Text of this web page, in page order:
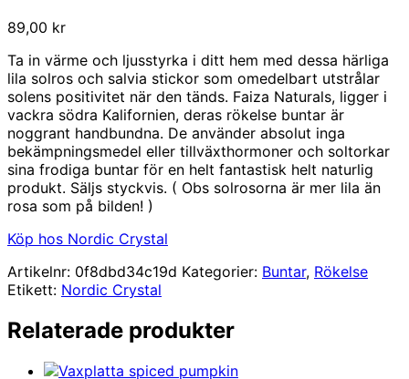
89,00 kr
Ta in värme och ljusstyrka i ditt hem med dessa härliga
lila solros och salvia stickor som omedelbart utstrålar
solens positivitet när den tänds. Faiza Naturals, ligger i
vackra södra Kalifornien, deras rökelse buntar är
noggrant handbundna. De använder absolut inga
bekämpningsmedel eller tillväxthormoner och soltorkar
sina frodiga buntar för en helt fantastisk helt naturlig
produkt. Säljs styckvis. ( Obs solrosorna är mer lila än
rosa som på bilden! )
Köp hos Nordic Crystal
Artikelnr: 0f8dbd34c19d Kategorier: Buntar, Rökelse
Etikett: Nordic Crystal
Relaterade produkter